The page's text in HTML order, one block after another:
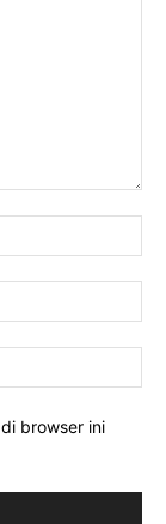
browser ini